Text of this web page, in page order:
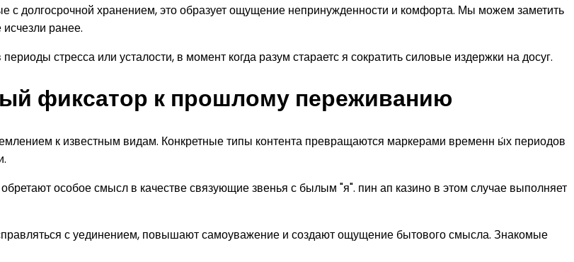
с долгосрочной хранением, это образует ощущение непринужденности и комфорта. Мы можем заметить
ранее.
стресса или усталости, в момент когда разум стараетс я сократить силовые издержки на досуг.
фиксатор к прошлому переживанию
к известным видам. Конкретные типы контента превращаются маркерами временн ы́х периодов
особое смысл в качестве связующие звенья с былым "я". пин ап казино в этом случае выполняет
с уединением, повышают самоуважение и создают ощущение бытового смысла. Знакомые